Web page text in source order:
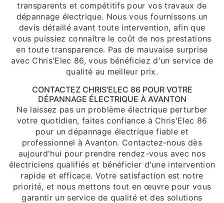
transparents et compétitifs pour vos travaux de
dépannage électrique. Nous vous fournissons un
devis détaillé avant toute intervention, afin que
vous puissiez connaître le coût de nos prestations
en toute transparence. Pas de mauvaise surprise
avec Chris'Elec 86, vous bénéficiez d'un service de
qualité au meilleur prix.
CONTACTEZ CHRIS'ELEC 86 POUR VOTRE
DÉPANNAGE ÉLECTRIQUE À AVANTON
Ne laissez pas un problème électrique perturber
votre quotidien, faites confiance à Chris'Elec 86
pour un dépannage électrique fiable et
professionnel à Avanton. Contactez-nous dès
aujourd'hui pour prendre rendez-vous avec nos
électriciens qualifiés et bénéficier d'une intervention
rapide et efficace. Votre satisfaction est notre
priorité, et nous mettons tout en œuvre pour vous
garantir un service de qualité et des solutions